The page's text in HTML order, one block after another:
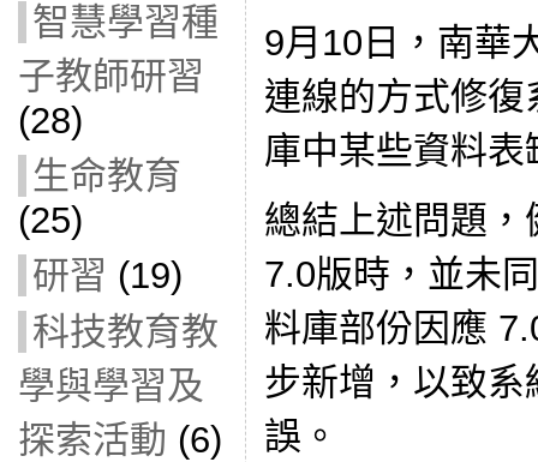
智慧學習種
子教師研習
(28)
生命教育
(25)
研習 (19)
科技教育教
學與學習及
探索活動 (6)
9月10日，南華
連線的方式修
庫中某些資料
總結上述問題
7.0版時，並未
料庫部份因應
步新增，以致
誤。